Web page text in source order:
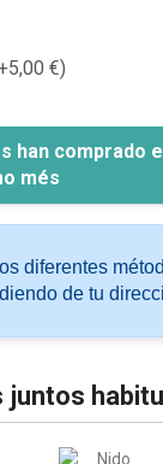
€)
han comprado
més
diferentes
de tu
juntos